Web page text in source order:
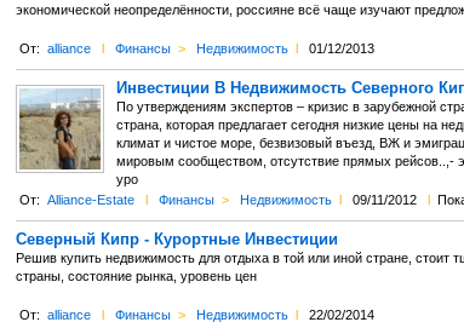
экономической неопределённости, россияне всё чаще изучают
От: alliance l Финансы > Недвижимость l 01/12/2013
Инвестиции В Недвижимость Северного
По утверждениям экспертов – кризис в зарубежной
страна, которая предлагает сегодня низкие цены на
климат и чистое море, безвизовый въезд, ВЖ и
мировым сообществом, отсутствие прямых рейсов..,-
уро
От: Alliance-Estate l Финансы > Недвижимость l 09/11/2012 l
Северный Кипр - Курортные Инвестиции
Решив купить недвижимость для отдыха в той или иной стране, стоит
страны, состояние рынка, уровень цен
От: alliance l Финансы > Недвижимость l 22/02/2014